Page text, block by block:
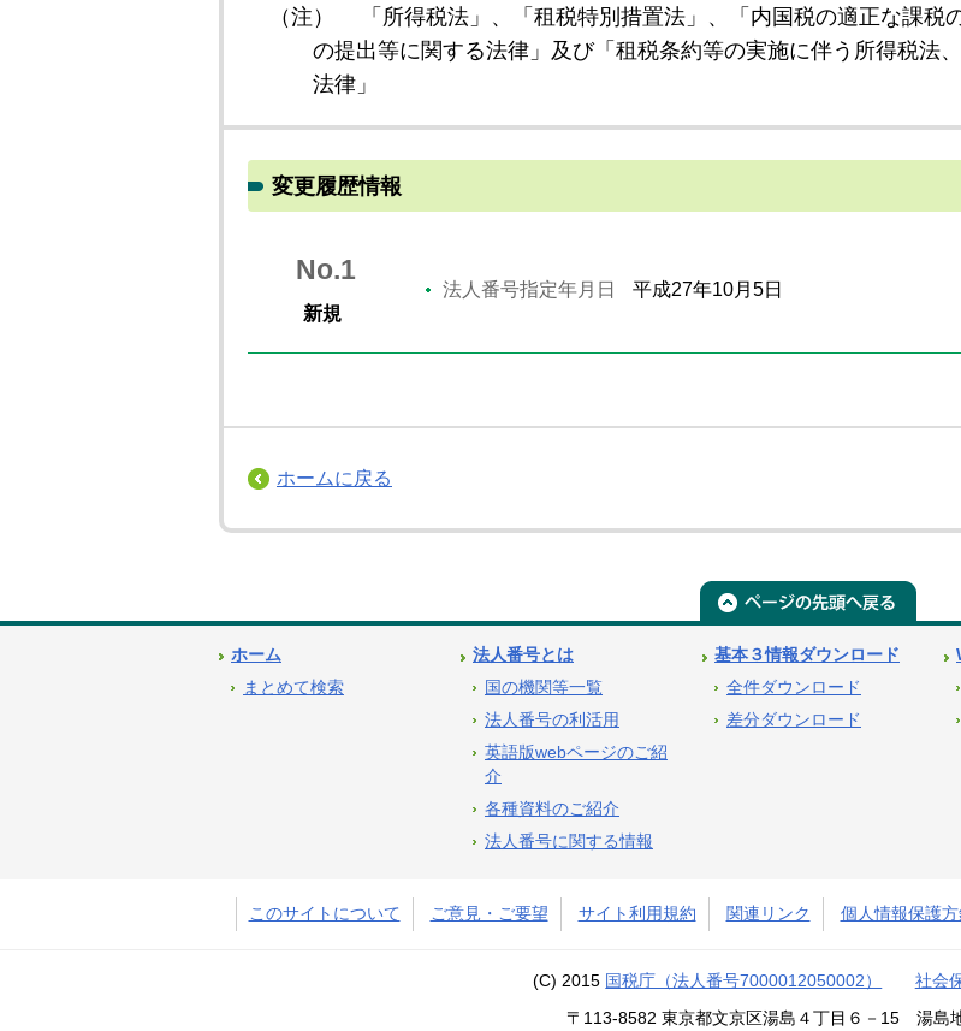
（注）
「所得税法」、「租税特別措置法」、「内国税の適正な課
の提出等に関する法律」及び「租税条約等の実施に伴う所得税法
法律」
変更履歴情報
No.1
新規
法人番号指定年月日 平成27年10月5日
ホームに戻る
ホーム
まとめて検索
法人番号とは
国の機関等一覧
法人番号の利活用
英語版webページのご紹
介
各種資料のご紹介
法人番号に関する情報
基本３情報ダウンロード
全件ダウンロード
差分ダウンロード
このサイトについて ご意見・ご要望 サイト利用規約 関連リンク 個人情報保護方
(C) 2015 国税庁（法人番号7000012050002） 社会
〒113-8582 東京都文京区湯島４丁目６－15 湯島